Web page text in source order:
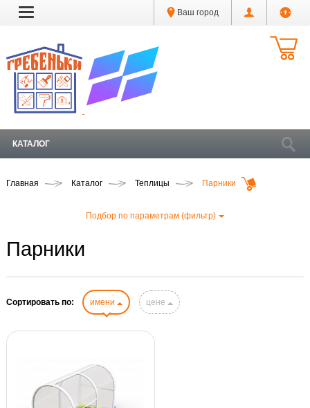
Ваш город
КАТАЛОГ
Главная Каталог Теплицы Парники
Подбор по параметрам (фильтр)
Парники
Сортировать по: имени цене